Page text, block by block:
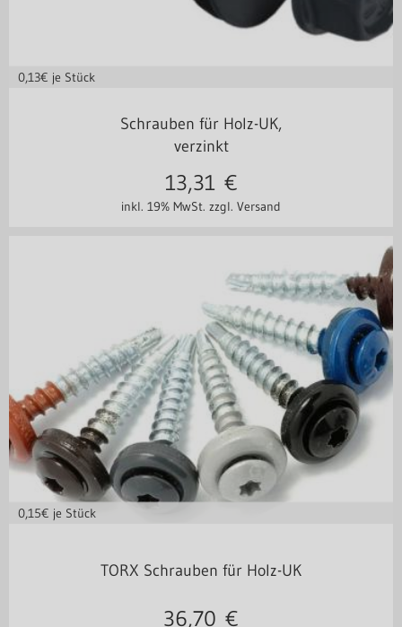
0,13€ je Stück
Schrauben für Holz-UK,
verzinkt
inkl. 19% MwSt. zzgl. Versand
13,31€
0,15€ je Stück
TORX Schrauben für Holz-UK
36,70 €